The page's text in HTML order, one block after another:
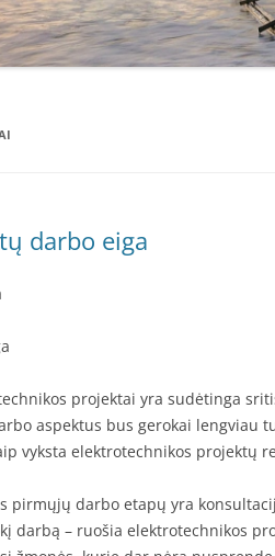
darbo eiga
projektai yra sudėtinga
aspektus bus gerokai lengviau
vyksta elektrotechnikos projektų
pirmųjų darbo etapų yra
darbą – ruošia elektrotechnikos